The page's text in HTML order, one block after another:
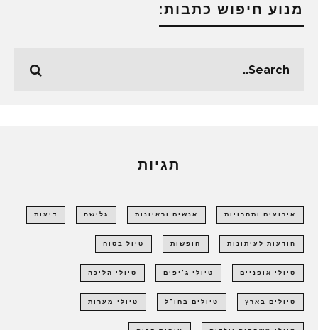
מנוע חיפוש כתבות:
תגיות
אירועים ותחרויות אנשים וראיונות גלישה דיעות
הודעות לעיתונות חופשות טיול בטוח
טיולי אופניים טיולי ג'יפים טיולי הליכה
טיולים בארץ טיולים בחו"ל טיולי מערות